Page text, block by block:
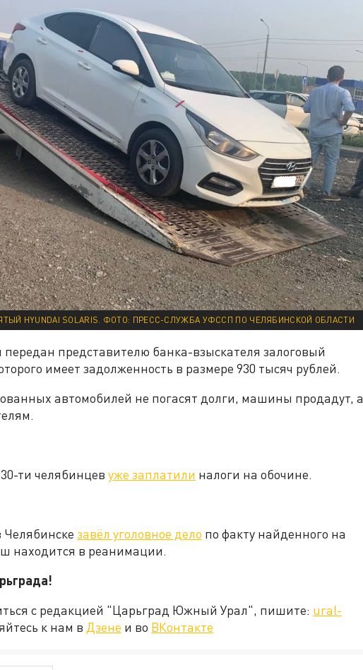
HYUNDAI SOLARIS. ФОТО: ПРЕСС-СЛУЖБА УФССП ПО ЧЕЛЯБИНСКОЙ ОБЛАСТИ
передан представителю банка-взыскателя залоговый
имеет задолженность в размере 930 тысяч рублей.
автомобилей не погасят долги, машины продадут, а
ти челябинцев уже заплатили налоги на обочине.
завёл уголовное дело по факту найденного на
находится в реанимации.
с редакцией "Царьград Южный Урал", пишите: ural-
к нам в Дзене и во ВКонтакте